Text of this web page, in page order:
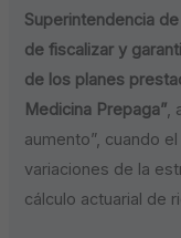
Superintendencia
de fiscalizar y
de los planes
Medicina Prepaga”,
aumento”, cuando
variaciones de la
cálculo actuarial de